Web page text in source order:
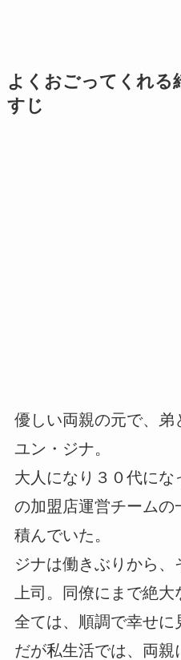
よくおごってくれる
すじ
優しい両親の元で、弟
ユン・ジナ。
大人になり３０代に
の加盟店運営チームの
積んでいた。
ジナは働きぶりから
上司。同僚にまで絶大
全ては、順調で幸せに
だが私生活では、両